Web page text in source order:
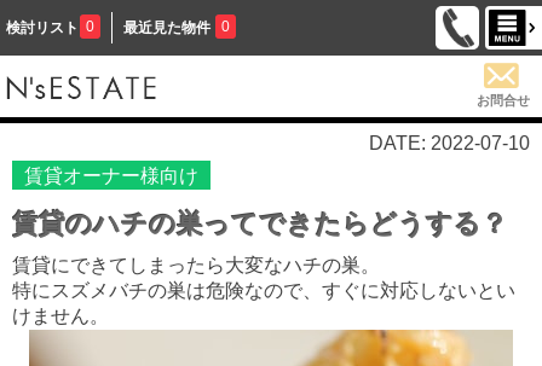
検討リスト 0 最近見た物件 0
お問合せ
DATE: 2022-07-10
賃貸オーナー様向け
賃貸のハチの巣ってできたらどうする？
賃貸にできてしまったら大変なハチの巣。
特にスズメバチの巣は危険なので、すぐに対応しないとい
けません。